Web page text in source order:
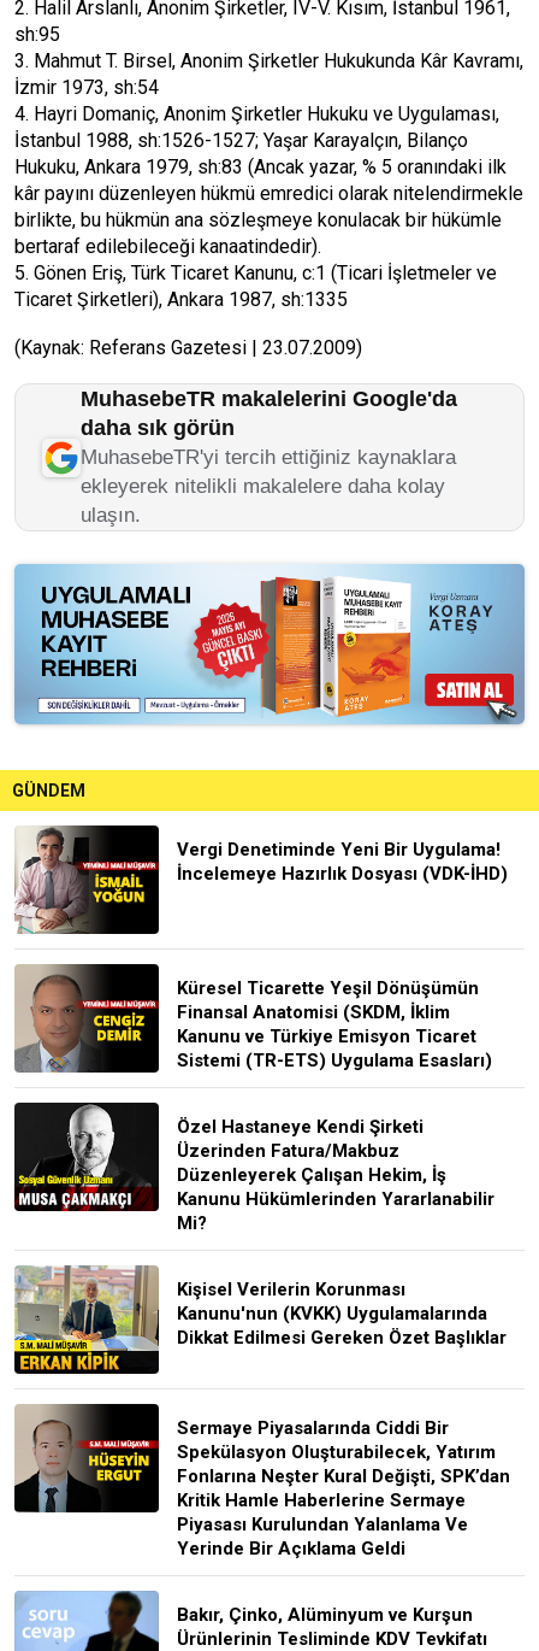
2. Halil Arslanlı, Anonim Şirketler, IV-V. Kısım, İstanbul 1961,
sh:95
3. Mahmut T. Birsel, Anonim Şirketler Hukukunda Kâr Kavramı,
İzmir 1973, sh:54
4. Hayri Domaniç, Anonim Şirketler Hukuku ve Uygulaması,
İstanbul 1988, sh:1526-1527; Yaşar Karayalçın, Bilanço
Hukuku, Ankara 1979, sh:83 (Ancak yazar, % 5 oranındaki ilk
kâr payını düzenleyen hükmü emredici olarak nitelendirmekle
birlikte, bu hükmün ana sözleşmeye konulacak bir hükümle
bertaraf edilebileceği kanaatindedir).
5. Gönen Eriş, Türk Ticaret Kanunu, c:1 (Ticari İşletmeler ve
Ticaret Şirketleri), Ankara 1987, sh:1335
(Kaynak: Referans Gazetesi | 23.07.2009)
MuhasebeTR makalelerini Google'da
daha sık görün
MuhasebeTR'yi tercih ettiğiniz kaynaklara
ekleyerek nitelikli makalelere daha kolay
ulaşın.
GÜNDEM
Vergi Denetiminde Yeni Bir Uygulama!
İncelemeye Hazırlık Dosyası (VDK-İHD)
Küresel Ticarette Yeşil Dönüşümün
Finansal Anatomisi (SKDM, İklim
Kanunu ve Türkiye Emisyon Ticaret
Sistemi (TR-ETS) Uygulama Esasları)
Özel Hastaneye Kendi Şirketi
Üzerinden Fatura/Makbuz
Düzenleyerek Çalışan Hekim, İş
Kanunu Hükümlerinden Yararlanabilir
Mi?
Kişisel Verilerin Korunması
Kanunu'nun (KVKK) Uygulamalarında
Dikkat Edilmesi Gereken Özet Başlıklar
Sermaye Piyasalarında Ciddi Bir
Spekülasyon Oluşturabilecek, Yatırım
Fonlarına Neşter Kural Değişti, SPK’dan
Kritik Hamle Haberlerine Sermaye
Piyasası Kurulundan Yalanlama Ve
Yerinde Bir Açıklama Geldi
Bakır, Çinko, Alüminyum ve Kurşun
Ürünlerinin Tesliminde KDV Tevkifatı